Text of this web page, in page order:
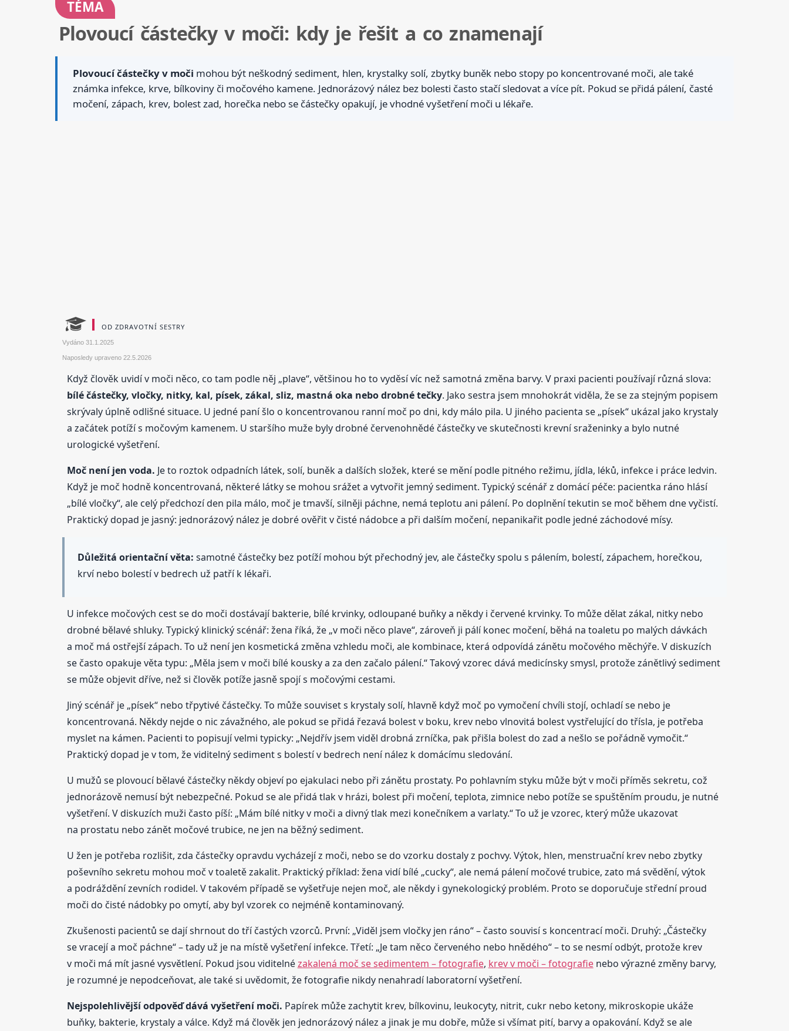
TÉMA
Plovoucí částečky v moči: kdy je řešit a co znamenají
Plovoucí částečky v moči mohou být neškodný sediment, hlen, krystalky solí, zbytky buněk nebo stopy po koncentrované moči, ale také
známka infekce, krve, bílkoviny či močového kamene. Jednorázový nález bez bolesti často stačí sledovat a více pít. Pokud se přidá pálení, časté
močení, zápach, krev, bolest zad, horečka nebo se částečky opakují, je vhodné vyšetření moči u lékaře.
OD ZDRAVOTNÍ SESTRY
Vydáno 31.1.2025
Naposledy upraveno 22.5.2026
Když člověk uvidí v moči něco, co tam podle něj „plave“, většinou ho to vyděsí víc než samotná změna barvy. V praxi pacienti používají různá slova:
bílé částečky, vločky, nitky, kal, písek, zákal, sliz, mastná oka nebo drobné tečky. Jako sestra jsem mnohokrát viděla, že se za stejným popisem
skrývaly úplně odlišné situace. U jedné paní šlo o koncentrovanou ranní moč po dni, kdy málo pila. U jiného pacienta se „písek“ ukázal jako krystaly
a začátek potíží s močovým kamenem. U staršího muže byly drobné červenohnědé částečky ve skutečnosti krevní sraženinky a bylo nutné
urologické vyšetření.
Moč není jen voda. Je to roztok odpadních látek, solí, buněk a dalších složek, které se mění podle pitného režimu, jídla, léků, infekce i práce ledvin.
Když je moč hodně koncentrovaná, některé látky se mohou srážet a vytvořit jemný sediment. Typický scénář z domácí péče: pacientka ráno hlásí
„bílé vločky“, ale celý předchozí den pila málo, moč je tmavší, silněji páchne, nemá teplotu ani pálení. Po doplnění tekutin se moč během dne vyčistí.
Praktický dopad je jasný: jednorázový nález je dobré ověřit v čisté nádobce a při dalším močení, nepanikařit podle jedné záchodové mísy.
Důležitá orientační věta: samotné částečky bez potíží mohou být přechodný jev, ale částečky spolu s pálením, bolestí, zápachem, horečkou,
krví nebo bolestí v bedrech už patří k lékaři.
U infekce močových cest se do moči dostávají bakterie, bílé krvinky, odloupané buňky a někdy i červené krvinky. To může dělat zákal, nitky nebo
drobné bělavé shluky. Typický klinický scénář: žena říká, že „v moči něco plave“, zároveň ji pálí konec močení, běhá na toaletu po malých dávkách
a moč má ostřejší zápach. To už není jen kosmetická změna vzhledu moči, ale kombinace, která odpovídá zánětu močového měchýře. V diskuzích
se často opakuje věta typu: „Měla jsem v moči bílé kousky a za den začalo pálení.“ Takový vzorec dává medicínsky smysl, protože zánětlivý sediment
se může objevit dříve, než si člověk potíže jasně spojí s močovými cestami.
Jiný scénář je „písek“ nebo třpytivé částečky. To může souviset s krystaly solí, hlavně když moč po vymočení chvíli stojí, ochladí se nebo je
koncentrovaná. Někdy nejde o nic závažného, ale pokud se přidá řezavá bolest v boku, krev nebo vlnovitá bolest vystřelující do třísla, je potřeba
myslet na kámen. Pacienti to popisují velmi typicky: „Nejdřív jsem viděl drobná zrníčka, pak přišla bolest do zad a nešlo se pořádně vymočit.“
Praktický dopad je v tom, že viditelný sediment s bolestí v bedrech není nález k domácímu sledování.
U mužů se plovoucí bělavé částečky někdy objeví po ejakulaci nebo při zánětu prostaty. Po pohlavním styku může být v moči příměs sekretu, což
jednorázově nemusí být nebezpečné. Pokud se ale přidá tlak v hrázi, bolest při močení, teplota, zimnice nebo potíže se spuštěním proudu, je nutné
vyšetření. V diskuzích muži často píší: „Mám bílé nitky v moči a divný tlak mezi konečníkem a varlaty.“ To už je vzorec, který může ukazovat
na prostatu nebo zánět močové trubice, ne jen na běžný sediment.
U žen je potřeba rozlišit, zda částečky opravdu vycházejí z moči, nebo se do vzorku dostaly z pochvy. Výtok, hlen, menstruační krev nebo zbytky
poševního sekretu mohou moč v toaletě zakalit. Praktický příklad: žena vidí bílé „cucky“, ale nemá pálení močové trubice, zato má svědění, výtok
a podráždění zevních rodidel. V takovém případě se vyšetřuje nejen moč, ale někdy i gynekologický problém. Proto se doporučuje střední proud
moči do čisté nádobky po omytí, aby byl vzorek co nejméně kontaminovaný.
Zkušenosti pacientů se dají shrnout do tří častých vzorců. První: „Viděl jsem vločky jen ráno“ – často souvisí s koncentrací moči. Druhý: „Částečky
se vracejí a moč páchne“ – tady už je na místě vyšetření infekce. Třetí: „Je tam něco červeného nebo hnědého“ – to se nesmí odbýt, protože krev
v moči má mít jasné vysvětlení. Pokud jsou viditelnézakalená moč se sedimentem – fotografie, krev v moči – fotografienebo výrazné změny barvy,
je rozumné je nepodceňovat, ale také si uvědomit, že fotografie nikdy nenahradí laboratorní vyšetření.
Nejspolehlivější odpověď dává vyšetření moči. Papírek může zachytit krev, bílkovinu, leukocyty, nitrit, cukr nebo ketony, mikroskopie ukáže
buňky, bakterie, krystaly a válce. Když má člověk jen jednorázový nález a jinak je mu dobře, může si všímat pití, barvy a opakování. Když se ale